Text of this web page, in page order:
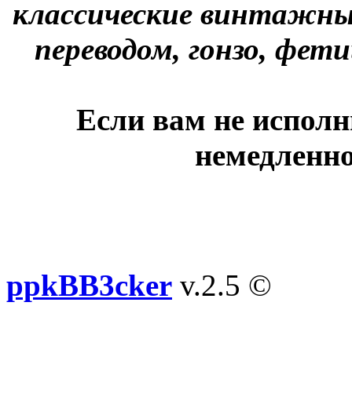
классические
переводом, гонзо,
Если вам не
ppkBB3cker v.2.5 ©